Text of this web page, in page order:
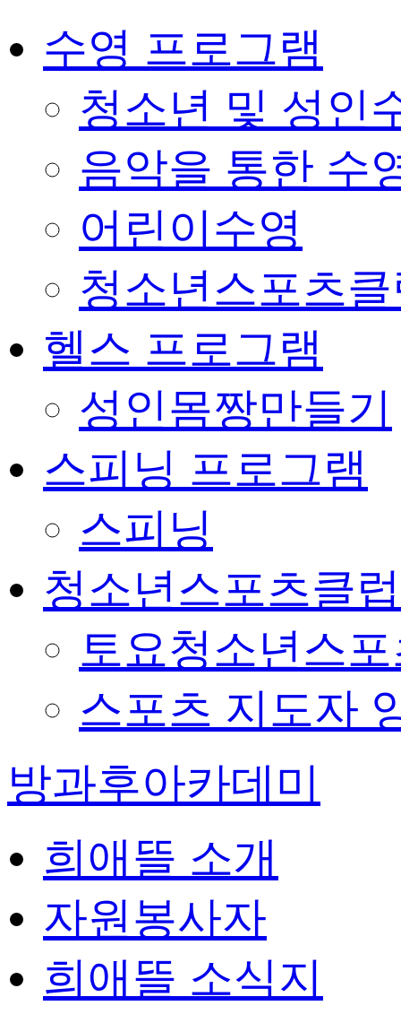
수영 프로그램
청소년 및 성인
음악을 통한 수
어린이수영
청소년스포츠
헬스 프로그램
성인몸짱만들기
스피닝 프로그램
스피닝
청소년스포츠클
토요청소년스
스포츠 지도자
방과후아카데미
희애뜰 소개
자원봉사자
희애뜰 소식지